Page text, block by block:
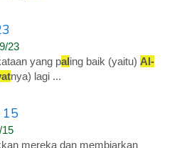
23
yang paling baik (yaitu) Al-
nya) lagi ...
15
15
mereka dan membiarkan